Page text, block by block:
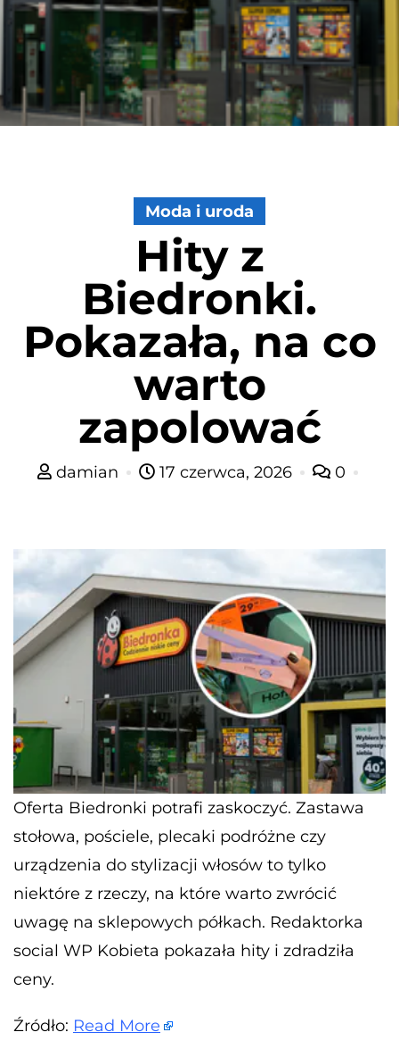
Moda i uroda
Hity z
Biedronki.
Pokazała, na co
warto
zapolować
damian 17 czerwca, 2026 0
Oferta Biedronki potrafi zaskoczyć. Zastawa
stołowa, pościele, plecaki podróżne czy
urządzenia do stylizacji włosów to tylko
niektóre z rzeczy, na które warto zwrócić
uwagę na sklepowych półkach. Redaktorka
social WP Kobieta pokazała hity i zdradziła
ceny.
Źródło: Read More